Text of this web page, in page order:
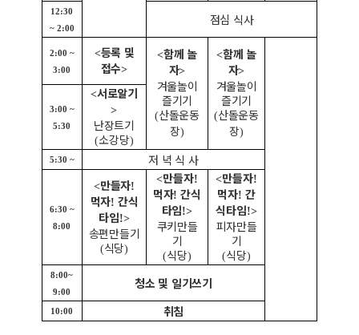
12:30
~ 2:00
점심 식사
2:00 ~
3:00
<등록 및
접수>
<함께 놀
자>
겨울놀이
즐기기
(산돌운동
장)
<함께 놀
자>
겨울놀이
즐기기
(산돌운동
장)
3:00 ~
5:30
<서로알기
>
난장트기
(소강당)
5:30 ~ 저 녁 식 사
6:30 ~
8:00
<만들자!
먹자! 간식
타임!>
송편만들기
(식당)
<만들자!
먹자!간식
타임!>
쿠키만들
기
(식당)
<만들자!
먹자! 간
식타임!>
피자만들
기
(식당)
8:00~
9:00
청소 및 일기쓰기
10:00 취침